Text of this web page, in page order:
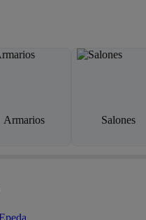
Armarios Salones